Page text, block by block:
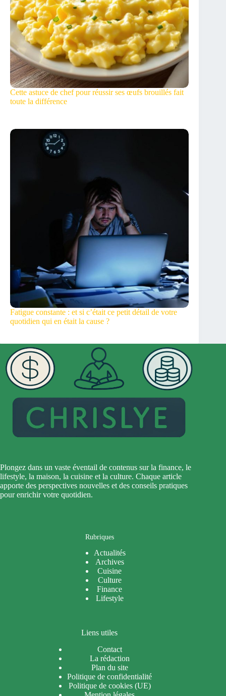
Cette astuce de chef pour réussir ses œufs brouillés fait
toute la différence
Fatigue constante : et si c’était ce petit détail de votre
quotidien qui en était la cause ?
Plongez dans un vaste éventail de contenus sur la finance, le
lifestyle, la maison, la cuisine et la culture. Chaque article
apporte des perspectives nouvelles et des conseils pratiques
pour enrichir votre quotidien.
Rubriques
Actualités
Archives
Cuisine
Culture
Finance
Lifestyle
Liens utiles
Contact
La rédaction
Plan du site
Politique de confidentialité
Politique de cookies (UE)